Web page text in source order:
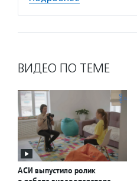
ВИДЕО ПО ТЕМЕ
АСИ выпустило ролик